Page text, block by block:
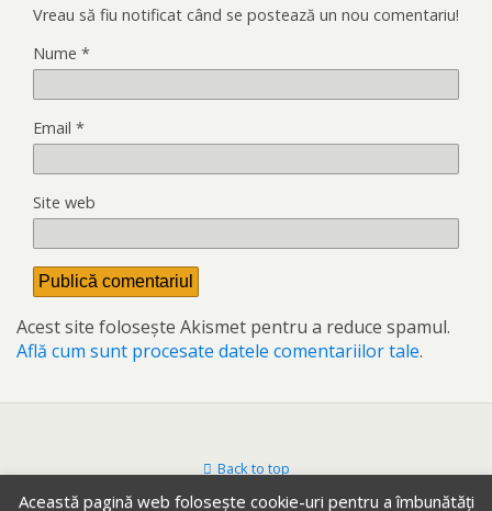
Vreau să fiu notificat când se postează un nou comentariu!
Nume *
Email *
Site web
Acest site folosește Akismet pentru a reduce spamul.
Află cum sunt procesate datele comentariilor tale.
Back to top
Această pagină web folosește cookie-uri pentru a îmbunătăți